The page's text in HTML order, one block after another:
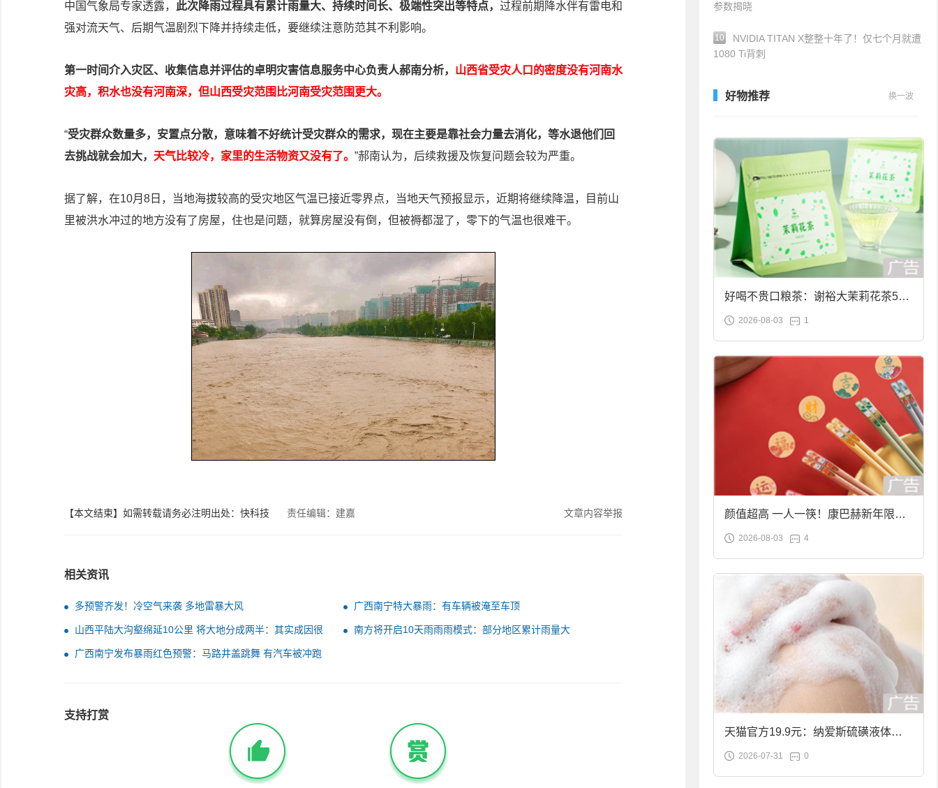
中国气象局专家透露， 此次降雨过程具有累计雨量大、持续时间长、极端性突出等特点， 过程前期降水伴有雷电和
强对流天气、后期气温剧烈下降并持续走低，要继续注意防范其不利影响。
第一时间介入灾区、收集信息并评估的卓明灾害信息服务中心负责人郝南分析， 山西省受灾人口的密度没有河南水
灾高，积水也没有河南深，但山西受灾范围比河南受灾范围更大。
“受灾群众数量多，安置点分散，意味着不好统计受灾群众的需求，现在主要是靠社会力量去消化，等水退他们回
去挑战就会加大， 天气比较冷，家里的生活物资又没有了。 ”郝南认为，后续救援及恢复问题会较为严重。
据了解，在10月8日，当地海拔较高的受灾地区气温已接近零界点，当地天气预报显示，近期将继续降温，目前山
里被洪水冲过的地方没有了房屋，住也是问题，就算房屋没有倒，但被褥都湿了，零下的气温也很难干。
【本文结束】如需转载请务必注明出处：快科技 责任编辑：建嘉 文章内容举报
相关资讯
多预警齐发！冷空气来袭 多地雷暴大风 广西南宁特大暴雨：有车辆被淹至车顶
山西平陆大沟壑绵延10公里 将大地分成两半：其实成因很
简单
南方将开启10天雨雨雨模式：部分地区累计雨量大
广西南宁发布暴雨红色预警：马路井盖跳舞 有汽车被冲跑
支持打赏
参数揭晓
10
NVIDIA TITAN X整整十年了！仅七个月就遭
1080 Ti背刺
好物推荐 换一波
好喝不贵口粮茶：谢裕大茉莉花茶50g
袋装9.9元到手
2026-08-03 1
颜值超高 一人一筷！康巴赫新年限定
合金筷子大促：19.9元
2026-08-03 4
天猫官方19.9元：纳爱斯硫磺液体香
皂2斤大促
2026-07-31 0